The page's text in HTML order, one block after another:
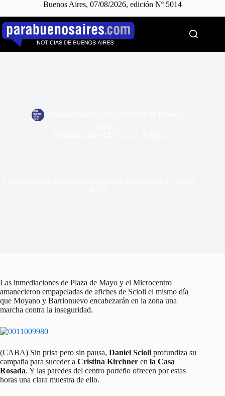
Buenos Aires, 07/08/2026, edición Nº 5014
Saltar
contenido
Las inmediaciones de Plaza de Mayo y el Microcentro
amanecieron empapeladas de afiches de Scioli el mismo día
que Moyano y Barrionuevo encabezarán en la zona una
marcha contra la inseguridad.
(CABA) Sin prisa pero sin pausa, Daniel Scioli profundiza su
campaña para suceder a Cristina Kirchner en la Casa
Rosada. Y las paredes del centro porteño ofrecen por estas
horas una clara muestra de ello.